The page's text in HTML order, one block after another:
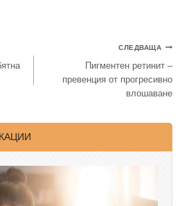
СЛЕДВАЩА
Пигментен ретинит –
превенция от прогресивно
влошаване